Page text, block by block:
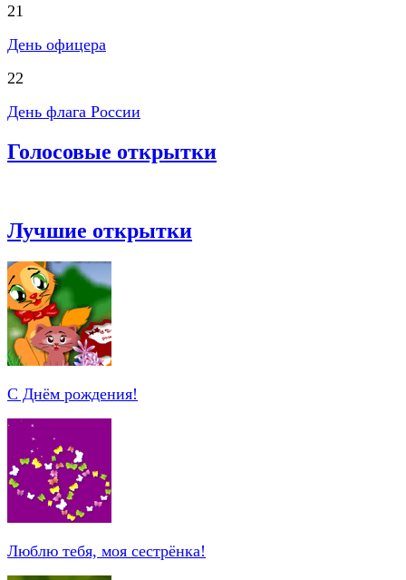
21
День офицера
22
День флага России
Голосовые открытки
Лучшие открытки
С Днём рождения!
Люблю тебя, моя сестрёнка!